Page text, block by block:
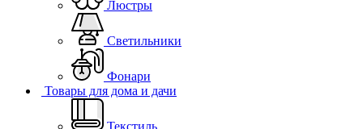
Люстры
Светильники
Фонари
Товары для дома и дачи
Текстиль